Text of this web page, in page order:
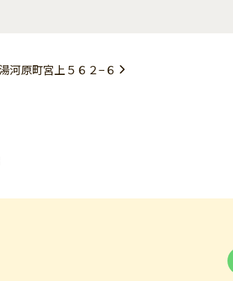
河原町宮上５６２−６